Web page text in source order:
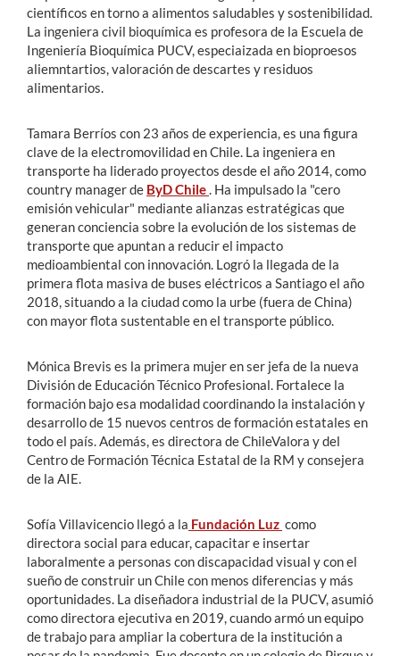
científicos en torno a alimentos saludables y sostenibilidad.
La ingeniera civil bioquímica es profesora de la Escuela de
Ingeniería Bioquímica PUCV, especiaizada en bioproesos
aliemntartios, valoración de descartes y residuos
alimentarios.
Tamara Berríos con 23 años de experiencia, es una figura
clave de la electromovilidad en Chile. La ingeniera en
transporte ha liderado proyectos desde el año 2014, como
country manager de ByD Chile. Ha impulsado la "cero
emisión vehicular" mediante alianzas estratégicas que
generan conciencia sobre la evolución de los sistemas de
transporte que apuntan a reducir el impacto
medioambiental con innovación. Logró la llegada de la
primera flota masiva de buses eléctricos a Santiago el año
2018, situando a la ciudad como la urbe (fuera de China)
con mayor flota sustentable en el transporte público.
Mónica Brevis es la primera mujer en ser jefa de la nueva
División de Educación Técnico Profesional. Fortalece la
formación bajo esa modalidad coordinando la instalación y
desarrollo de 15 nuevos centros de formación estatales en
todo el país. Además, es directora de ChileValora y del
Centro de Formación Técnica Estatal de la RM y consejera
de la AIE.
Sofía Villavicencio llegó a la Fundación Luz como
directora social para educar, capacitar e insertar
laboralmente a personas con discapacidad visual y con el
sueño de construir un Chile con menos diferencias y más
oportunidades. La diseñadora industrial de la PUCV, asumió
como directora ejecutiva en 2019, cuando armó un equipo
de trabajo para ampliar la cobertura de la institución a